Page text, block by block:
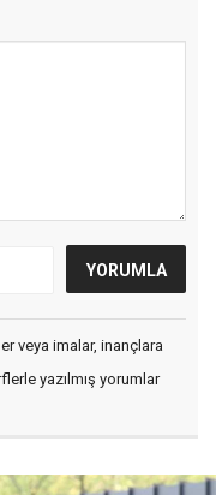
veya imalar, inançlara
yazılmış yorumlar